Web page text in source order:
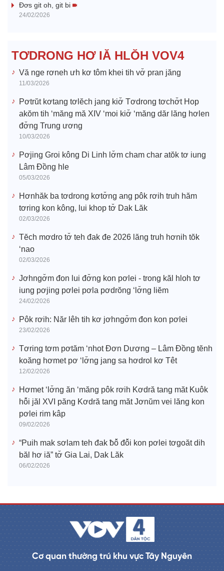
e
o
Đơs git oh, git bi
24/02/2026
TƠDRONG HƠ IĂ HLŎH VOV4
Vă nge rơneh ưh kơ tôm khei tih vơ̆ pran jăng
11/03/2026
Pơtrŭt kơtang tơlĕch jang kiơ̆ Tơdrong tơchơ̆t Hop
akŏm tih ‘măng mă XIV ‘moi kiơ̆ ‘măng dăr lăng hơlen
đơ̆ng Trung ương
10/03/2026
Pơjing Groi kông Di Linh lơ̆m cham char atŏk tơ iung
Lâm Đồng hle
05/03/2026
Hơnhăk ba tơdrong kơtơ̆ng ang pôk rơih truh hăm
tơring kon kông, lui khop tơ̆ Dak Lăk
02/03/2026
Tĕch mơdro tơ̆ teh đak đe 2026 lăng truh hơnih tŏk
‘nao
02/03/2026
Jơhngơ̆m đon lui đơ̆ng kon pơlei - trong kăl hloh tơ
iung pơjing pơlei pơla pơdrŏng ‘lơ̆ng liĕm
24/02/2026
Pôk rơih: Năr lêh tih kơ jơhngơ̆m đon kon pơlei
23/02/2026
Tơring tơm pơtăm ‘nhot Đơn Dương – Lâm Đồng tĕnh
koăng hơmet pơ ‘lơ̆ng jang sa hơdrol kơ Têt
12/02/2026
Hơmet ‘lơ̆ng ăn ‘măng pôk rơih Kơdră tang măt Kuôk
hô̆i jăl XVI păng Kơdră tang măt Jơnŭm vei lăng kon
pơlei rim kâp
09/02/2026
“Puih mak sơlam teh đak ƀô̆ đô̆i kon pơlei tơgoăt dih
băl hơ iă” tơ̆ Gia Lai, Dak Lăk
06/02/2026
Cơ quan thường trú khu vực Tây Nguyên